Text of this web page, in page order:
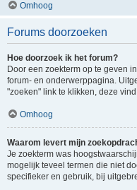
Omhoog
Forums doorzoeken
Hoe doorzoek ik het forum?
Door een zoekterm op te geven
forum- en onderwerppagina.
"zoeken" link te klikken, deze
Omhoog
Waarom levert mijn
Je zoekterm was
mogelijk teveel termen die niet
specifieker en gebruik, bij